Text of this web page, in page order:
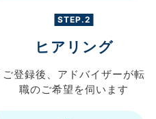
STEP.2
ヒアリング
ご登録後、 アドバイザーが転
職のご希望を伺います